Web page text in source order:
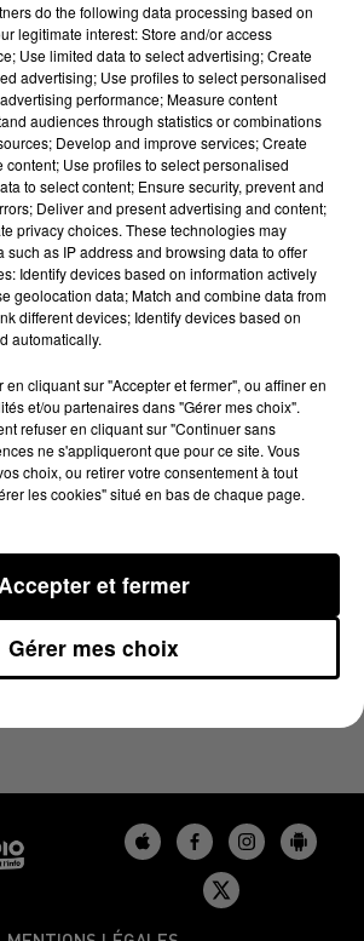
min 13 sec)
13 sec
DU 06/01/2024 À 09H37
do the following data processing based on
legitimate interest: Store and/or access
Use limited data to select advertising; Create
advertising; Use profiles to select personalised
performance; Measure content
audiences through statistics or combinations
Develop and improve services; Create
Use profiles to select personalised
to select content; Ensure security, prevent and
Deliver and present advertising and content;
privacy choices. These technologies may
such as IP address and browsing data to offer
Identify devices based on information actively
geolocation data; Match and combine data from
different devices; Identify devices based on
automatically.
en cliquant sur "Accepter et fermer", ou affiner en
et/ou partenaires dans "Gérer mes choix".
refuser en cliquant sur "Continuer sans
ne s'appliqueront que pour ce site. Vous
choix, ou retirer votre consentement à tout
les cookies" situé en bas de chaque page.
Gérer mes choix
et fermer